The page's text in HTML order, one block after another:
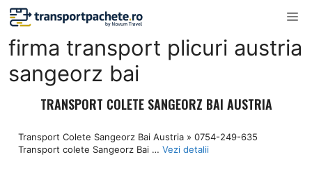
Sari
conținut
firma transport plicuri austria
sangeorz bai
TRANSPORT COLETE SANGEORZ BAI AUSTRIA
Transport Colete Sangeorz Bai Austria » 0754-249-635
Transport colete Sangeorz Bai … Vezi detalii